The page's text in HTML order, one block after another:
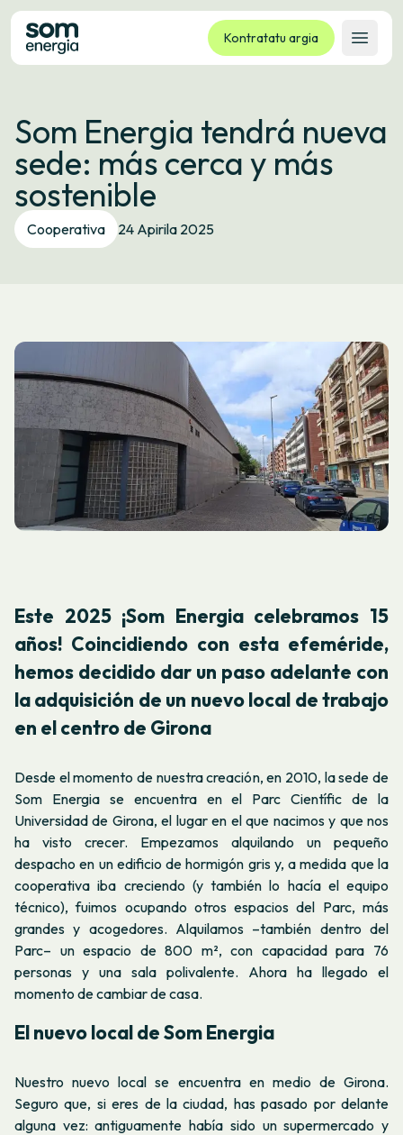
Kontratatu argia
Ireki
Tarifak
Zerbitzuak
Enpresak
Kooperatiba
Kontaktua
Som Energia tendrá nueva
sede: más cerca y más
sostenible
Cooperativa 24 Apirila 2025
Este 2025 ¡Som Energia celebramos 15
años! Coincidiendo con esta efeméride,
hemos decidido dar un paso adelante con
la adquisición de un nuevo local de trabajo
en el centro de Girona
Desde el momento de nuestra creación, en 2010, la sede de
Som Energia se encuentra en el Parc Científic de la
Universidad de Girona, el lugar en el que nacimos y que nos
ha visto crecer. Empezamos alquilando un pequeño
despacho en un edificio de hormigón gris y, a medida que la
cooperativa iba creciendo (y también lo hacía el equipo
técnico), fuimos ocupando otros espacios del Parc, más
grandes y acogedores. Alquilamos –también dentro del
Parc– un espacio de 800 m², con capacidad para 76
personas y una sala polivalente. Ahora ha llegado el
momento de cambiar de casa.
El nuevo local de Som Energia
Nuestro nuevo local se encuentra en medio de Girona.
Seguro que, si eres de la ciudad, has pasado por delante
alguna vez: antiguamente había sido un supermercado y